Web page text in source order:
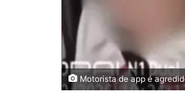
Motorista de app é